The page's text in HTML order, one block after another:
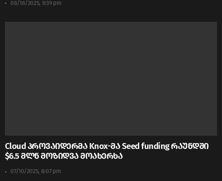
08/18/2025, 9:39 pm
Cloud პროვაიდერმა Knox-მა Seed funding რაუნდში
$6.5 მლნ მოზიდვა მოახერხა
07/10/2025, 8:07 pm